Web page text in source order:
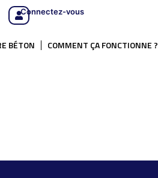
Connectez-vous
BÉTON COMMENT ÇA FONCTIONNE ?